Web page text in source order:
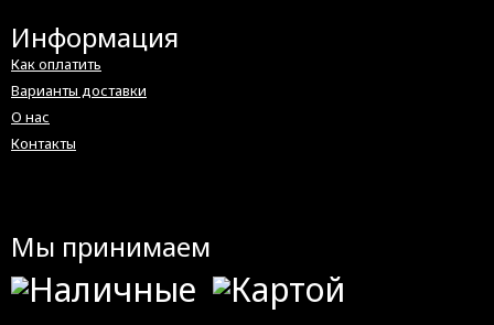
Информация
Как оплатить
Варианты доставки
О нас
Контакты
Мы принимаем